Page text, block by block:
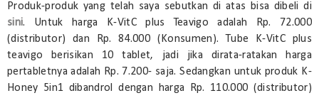
Produk-produk yang telah saya sebutkan di atas bisa dibeli di
sini. Untuk harga K-VitC plus Teavigo adalah Rp. 72.000
(distributor) dan Rp. 84.000 (Konsumen). Tube K-VitC plus
teavigo berisikan 10 tablet, jadi jika dirata-ratakan harga
pertabletnya adalah Rp. 7.200- saja. Sedangkan untuk produk K-
Honey 5in1 dibandrol dengan harga Rp. 110.000 (distributor)